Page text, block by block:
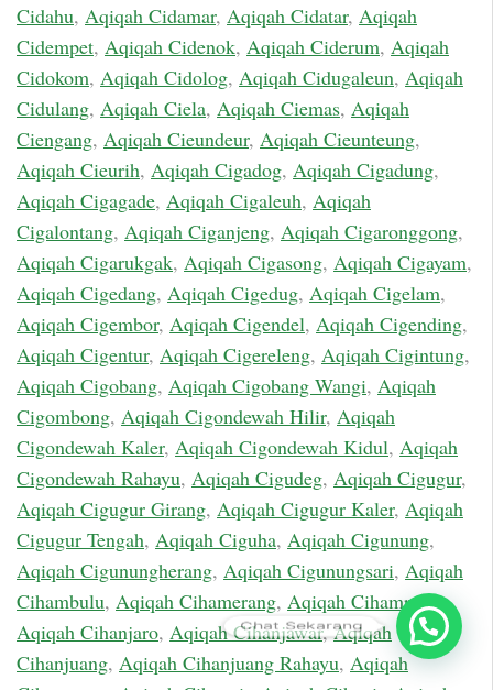
Cidahu, Aqiqah Cidamar, Aqiqah Cidatar, Aqiqah
Cidempet, Aqiqah Cidenok, Aqiqah Ciderum, Aqiqah
Cidokom, Aqiqah Cidolog, Aqiqah Cidugaleun, Aqiqah
Cidulang, Aqiqah Ciela, Aqiqah Ciemas, Aqiqah
Ciengang, Aqiqah Cieundeur, Aqiqah Cieunteung,
Aqiqah Cieurih, Aqiqah Cigadog, Aqiqah Cigadung,
Aqiqah Cigagade, Aqiqah Cigaleuh, Aqiqah
Cigalontang, Aqiqah Ciganjeng, Aqiqah Cigaronggong,
Aqiqah Cigarukgak, Aqiqah Cigasong, Aqiqah Cigayam,
Aqiqah Cigedang, Aqiqah Cigedug, Aqiqah Cigelam,
Aqiqah Cigembor, Aqiqah Cigendel, Aqiqah Cigending,
Aqiqah Cigentur, Aqiqah Cigereleng, Aqiqah Cigintung,
Aqiqah Cigobang, Aqiqah Cigobang Wangi, Aqiqah
Cigombong, Aqiqah Cigondewah Hilir, Aqiqah
Cigondewah Kaler, Aqiqah Cigondewah Kidul, Aqiqah
Cigondewah Rahayu, Aqiqah Cigudeg, Aqiqah Cigugur,
Aqiqah Cigugur Girang, Aqiqah Cigugur Kaler, Aqiqah
Cigugur Tengah, Aqiqah Ciguha, Aqiqah Cigunung,
Aqiqah Cigunungherang, Aqiqah Cigunungsari, Aqiqah
Cihambulu, Aqiqah Cihamerang, Aqiqah Cihampelas,
Aqiqah Cihanjaro, Aqiqah Cihanjawar,Aqiqah
Cihanjuang, Aqiqah Cihanjuang Rahayu, Aqiqah
Chat Sekarang